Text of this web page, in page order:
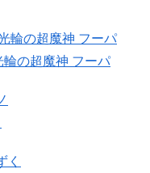
の超魔神 フーパ